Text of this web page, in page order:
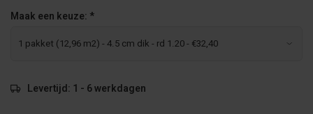
Maak een keuze: *
Levertijd: 1 - 6 werkdagen